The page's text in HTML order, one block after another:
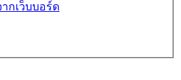
กเว็บบอร์ด